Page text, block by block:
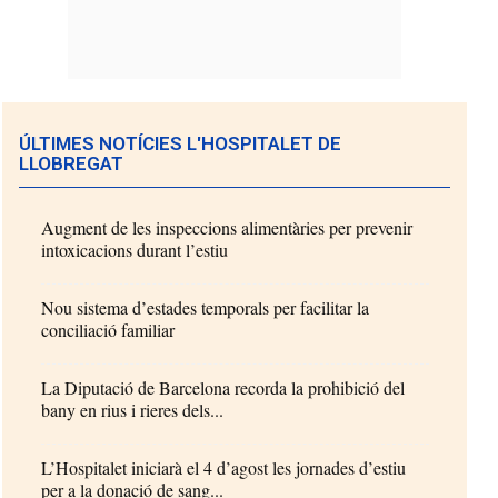
ÚLTIMES NOTÍCIES L'HOSPITALET DE
LLOBREGAT
Augment de les inspeccions alimentàries per prevenir
intoxicacions durant l’estiu
Nou sistema d’estades temporals per facilitar la
conciliació familiar
La Diputació de Barcelona recorda la prohibició del
bany en rius i rieres dels...
L’Hospitalet iniciarà el 4 d’agost les jornades d’estiu
per a la donació de sang...